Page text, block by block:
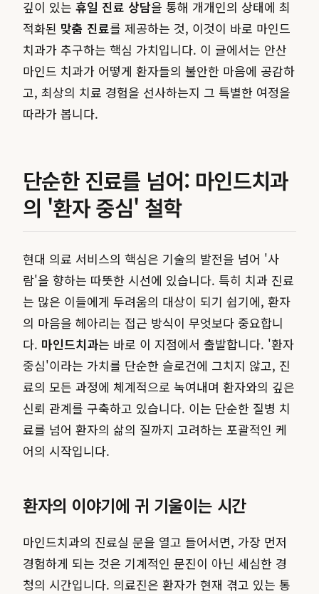
깊이 있는 휴일 진료 상담을 통해 개개인의 상태에 최
적화된 맞춤 진료를 제공하는 것, 이것이 바로 마인드
치과가 추구하는 핵심 가치입니다. 이 글에서는 안산
마인드 치과가 어떻게 환자들의 불안한 마음에 공감하
고, 최상의 치료 경험을 선사하는지 그 특별한 여정을
따라가 봅니다.
단순한 진료를 넘어: 마인드치과
의 '환자 중심' 철학
현대 의료 서비스의 핵심은 기술의 발전을 넘어 '사
람'을 향하는 따뜻한 시선에 있습니다. 특히 치과 진료
는 많은 이들에게 두려움의 대상이 되기 쉽기에, 환자
의 마음을 헤아리는 접근 방식이 무엇보다 중요합니
다. 마인드치과는 바로 이 지점에서 출발합니다. '환자
중심'이라는 가치를 단순한 슬로건에 그치지 않고, 진
료의 모든 과정에 체계적으로 녹여내며 환자와의 깊은
신뢰 관계를 구축하고 있습니다. 이는 단순한 질병 치
료를 넘어 환자의 삶의 질까지 고려하는 포괄적인 케
어의 시작입니다.
환자의 이야기에 귀 기울이는 시간
마인드치과의 진료실 문을 열고 들어서면, 가장 먼저
경험하게 되는 것은 기계적인 문진이 아닌 세심한 경
청의 시간입니다. 의료진은 환자가 현재 겪고 있는 통